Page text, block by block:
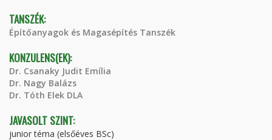
TANSZÉK:
Építőanyagok és Magasépítés Tanszék
KONZULENS(EK):
Dr. Csanaky Judit Emília
Dr. Nagy Balázs
Dr. Tóth Elek DLA
JAVASOLT SZINT:
junior téma (elsőéves BSc)